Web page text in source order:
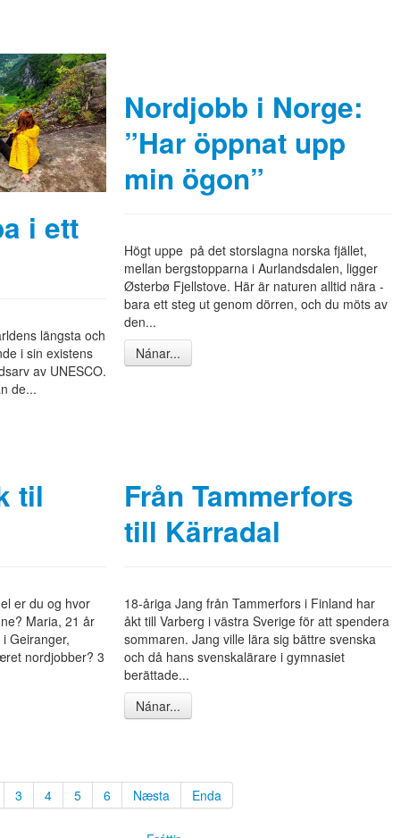
i ett
längsta och
i sin existens
av UNESCO.
de...
Nordjobb i Norge:
”Har öppnat upp
min ögon”
Högt uppe på det storslagna norska fjället,
mellan bergstopparna i Aurlandsdalen, ligger
Østerbø Fjellstove. Här är naturen alltid nära -
bara ett steg ut genom dörren, och du möts av
den...
Nánar...
til
er du og hvor
Maria, 21 år
Geiranger,
nordjobber? 3
Från Tammerfors
till Kärradal
18-åriga Jang från Tammerfors i Finland har
åkt till Varberg i västra Sverige för att spendera
sommaren. Jang ville lära sig bättre svenska
och då hans svenskalärare i gymnasiet
berättade...
Nánar...
3 4 5 6 Næsta Enda